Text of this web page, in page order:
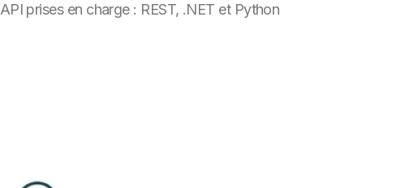
API prises en charge : REST, .NET et Python